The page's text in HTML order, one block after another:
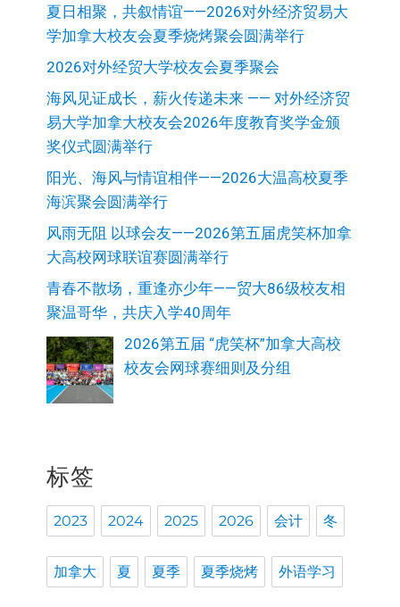
夏日相聚，共叙情谊——2026对外经济贸易大
学加拿大校友会夏季烧烤聚会圆满举行
2026对外经贸大学校友会夏季聚会
海风见证成长，薪火传递未来 —— 对外经济贸
易大学加拿大校友会2026年度教育奖学金颁
奖仪式圆满举行
阳光、海风与情谊相伴——2026大温高校夏季
海滨聚会圆满举行
风雨无阻 以球会友——2026第五届虎笑杯加拿
大高校网球联谊赛圆满举行
青春不散场，重逢亦少年——贸大86级校友相
聚温哥华，共庆入学40周年
2026第五届 “虎笑杯”加拿大高校
校友会网球赛细则及分组
标签
2023 2024 2025 2026 会计 冬
加拿大 夏 夏季 夏季烧烤 外语学习